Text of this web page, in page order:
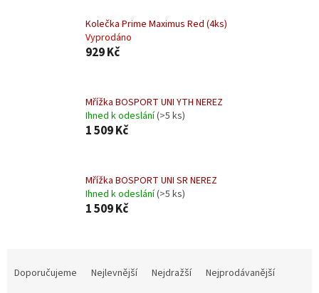
Kolečka Prime Maximus Red (4ks)
Vyprodáno
929 Kč
Mřížka BOSPORT UNI YTH NEREZ
Ihned k odeslání(>5 ks)
1 509 Kč
Mřížka BOSPORT UNI SR NEREZ
Ihned k odeslání(>5 ks)
1 509 Kč
Doporučujeme Nejlevnější Nejdražší
Nejprodávanější